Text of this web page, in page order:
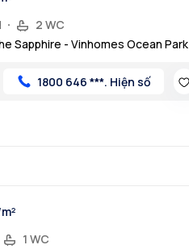
2 WC
Sapphire - Vinhomes Ocean Park
1800 646 ***. Hiện số
1 WC